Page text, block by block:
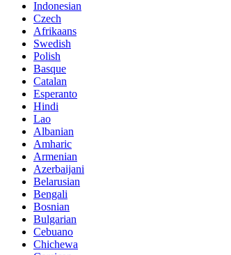
Indonesian
Czech
Afrikaans
Swedish
Polish
Basque
Catalan
Esperanto
Hindi
Lao
Albanian
Amharic
Armenian
Azerbaijani
Belarusian
Bengali
Bosnian
Bulgarian
Cebuano
Chichewa